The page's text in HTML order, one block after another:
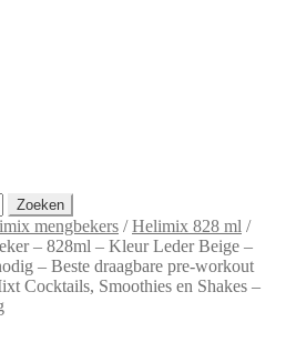
Zoeken
mengbekers /Helimix 828 ml /
– 828ml – Kleur Leder Beige –
– Beste draagbare pre-workout
Cocktails, Smoothies en Shakes –